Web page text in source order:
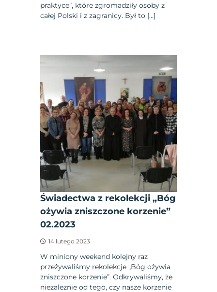
praktyce”, które zgromadziły osoby z
całej Polski i z zagranicy. Był to […]
Świadectwa z rekolekcji „Bóg
ożywia zniszczone korzenie”
02.2023
14 lutego 2023
W miniony weekend kolejny raz
przeżywaliśmy rekolekcje „Bóg ożywia
zniszczone korzenie”. Odkrywaliśmy, że
niezależnie od tego, czy nasze korzenie